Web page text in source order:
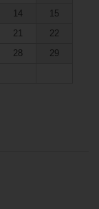
14
15
21
22
28
29